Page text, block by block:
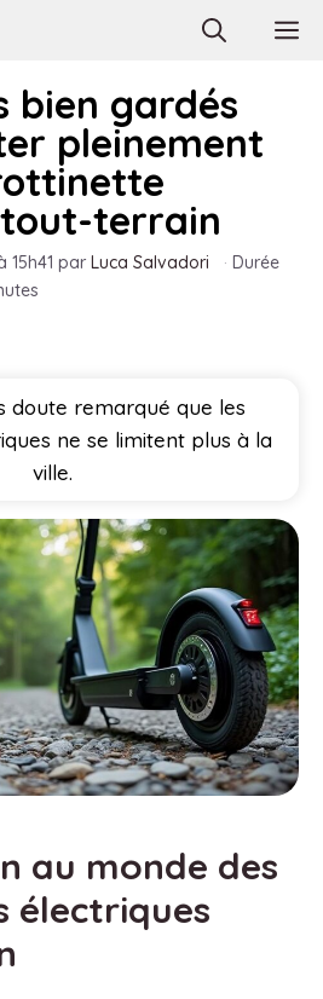
bien gardés
pleinement
terrain
15h41 par Luca Salvadori · Durée
doute remarqué que les
ne se limitent plus à la
ville.
au monde des